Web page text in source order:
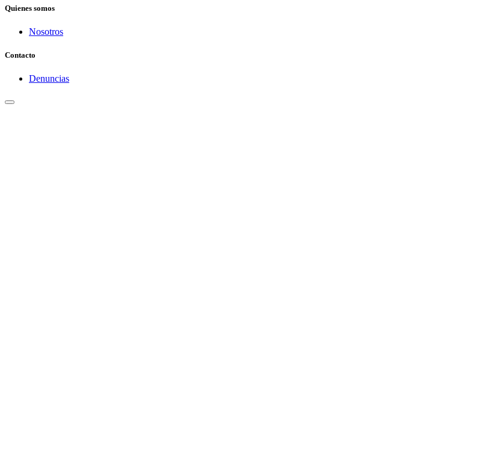
Quienes somos
Nosotros
Contacto
Denuncias